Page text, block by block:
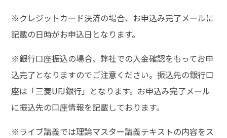
※クレジットカード決済の場合、お申込み完了メールに
記載の日時がお申込日となります。
※銀行口座振込の場合、弊社での入金確認をもってお申
込完了となりますのでご注意ください。振込先の銀行口
座は「三菱UFJ銀行」となります。お申込み完了メール
に振込先の口座情報を記載しております。
※ライブ講義では理論マスター講義テキストの内容をス